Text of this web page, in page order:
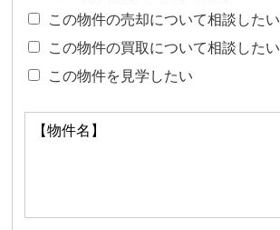
この物件の売却について相談したい
この物件の買取について相談したい
この物件を見学したい